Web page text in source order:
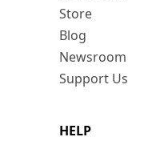
Store
Blog
Newsroom
Support Us
HELP